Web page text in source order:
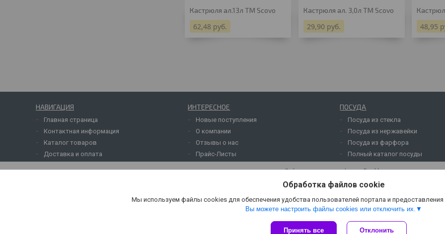
Кастрюля ал.13л ТМ Scovo
62,48 руб.
Кастрюля ал. 3,0л ТМ Scovo
29,90 руб. 48,95
НАВИГАЦИЯ
Главная страница
Контактная информация
Каталог товаров
Доставка и оплата
ИНТЕРЕСНОЕ
Новые поступления
О компании
Отзывы о нас
Прайс-Листы
ПОСУДА
Посуда из стекла
Посуда из нержавейки
Посуда из фарфора
Полный каталог посуды
Сайт создан на платформе Deal.by
Политика обработки файлов cookies
Обработка файлов cookie
Мы используем файлы cookies для обеспечения удобства пользователей портала и
Вы можете настроить файлы cookies или отключить их.
Принять все Отклонить
ОАО "Белинвентарьторг" |Пожаловаться на контент
Select Language ▼